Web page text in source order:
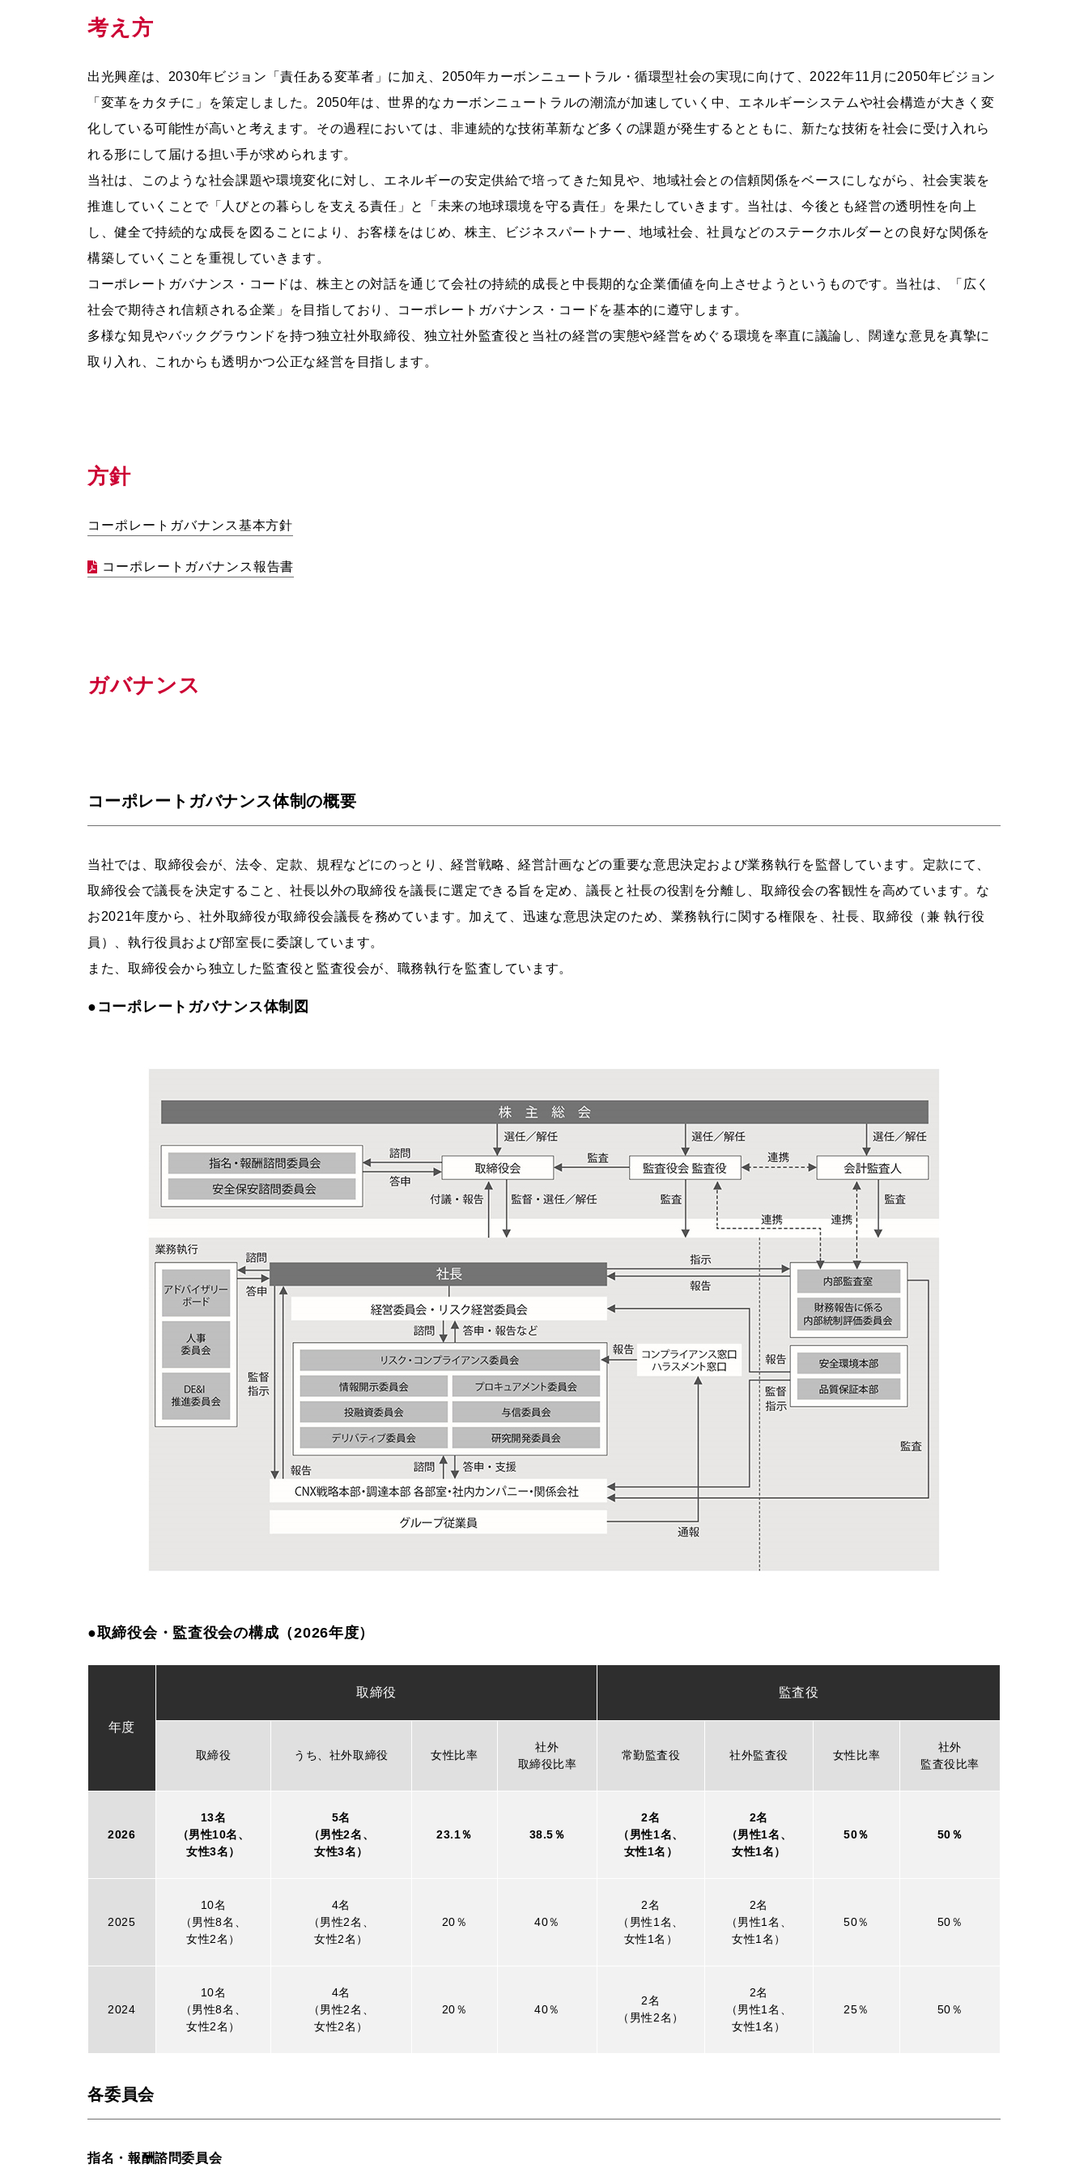
考え方
出光興産は、2030年ビジョン「責任ある変革者」に加え、2050年カーボンニュートラル・循環型社会の実現に向けて、2022年11月に2050年ビジョン
「変革をカタチに」を策定しました。2050年は、世界的なカーボンニュートラルの潮流が加速していく中、エネルギーシステムや社会構造が大きく変
化している可能性が高いと考えます。その過程においては、非連続的な技術革新など多くの課題が発生するとともに、新たな技術を社会に受け入れら
れる形にして届ける担い手が求められます。
当社は、このような社会課題や環境変化に対し、エネルギーの安定供給で培ってきた知見や、地域社会との信頼関係をベースにしながら、社会実装を
推進していくことで「人びとの暮らしを支える責任」と「未来の地球環境を守る責任」を果たしていきます。当社は、今後とも経営の透明性を向上
し、健全で持続的な成長を図ることにより、お客様をはじめ、株主、ビジネスパートナー、地域社会、社員などのステークホルダーとの良好な関係を
構築していくことを重視していきます。
コーポレートガバナンス・コードは、株主との対話を通じて会社の持続的成長と中長期的な企業価値を向上させようというものです。当社は、「広く
社会で期待され信頼される企業」を目指しており、コーポレートガバナンス・コードを基本的に遵守します。
多様な知見やバックグラウンドを持つ独立社外取締役、独立社外監査役と当社の経営の実態や経営をめぐる環境を率直に議論し、闊達な意見を真摯に
取り入れ、これからも透明かつ公正な経営を目指します。
方針
コーポレートガバナンス基本方針
コーポレートガバナンス報告書
ガバナンス
コーポレートガバナンス体制の概要
当社では、取締役会が、法令、定款、規程などにのっとり、経営戦略、経営計画などの重要な意思決定および業務執行を監督しています。定款にて、
取締役会で議長を決定すること、社長以外の取締役を議長に選定できる旨を定め、議長と社長の役割を分離し、取締役会の客観性を高めています。な
お2021年度から、社外取締役が取締役会議長を務めています。加えて、迅速な意思決定のため、業務執行に関する権限を、社長、取締役（兼 執行役
員）、執行役員および部室長に委譲しています。
また、取締役会から独立した監査役と監査役会が、職務執行を監査しています。
●コーポレートガバナンス体制図
●取締役会・監査役会の構成（2026年度）
年度
取締役 監査役
取締役 うち、社外取締役 女性比率
社外
取締役比率
常勤監査役 社外監査役 女性比率
社外
監査役比率
2026
13名
（男性10名、
女性3名）
5名
（男性2名、
女性3名）
23.1％ 38.5％
2名
（男性1名、
女性1名）
2名
（男性1名、
女性1名）
50％ 50％
2025
10名
（男性8名、
女性2名）
4名
（男性2名、
女性2名）
20％ 40％
2名
（男性1名、
女性1名）
2名
（男性1名、
女性1名）
50％ 50％
2024
10名
（男性8名、
女性2名）
4名
（男性2名、
女性2名）
20％ 40％
2名
（男性2名）
2名
（男性1名、
女性1名）
25％ 50％
各委員会
指名・報酬諮問委員会